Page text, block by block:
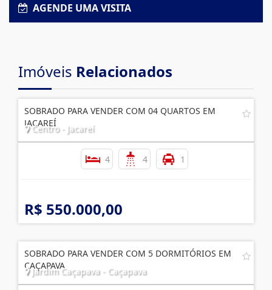
AGENDE UMA VISITA
Imóveis Relacionados
SOBRADO PARA VENDER COM 04 QUARTOS EM
JACAREÍ
Centro - Jacareí
4 4 1
R$ 550.000,00
SOBRADO PARA VENDER COM 5 DORMITÓRIOS EM
CAÇAPAVA
Jardim Caçapava - Caçapava